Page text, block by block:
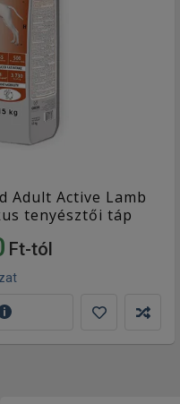
Adult Active Lamb
tenyésztői táp
Ft-tól